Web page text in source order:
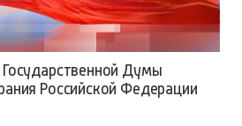
Думы
Российской Федерации